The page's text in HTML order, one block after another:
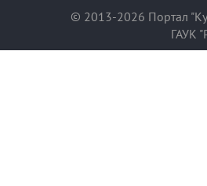
© 2013-2026 Портал
ГАУК